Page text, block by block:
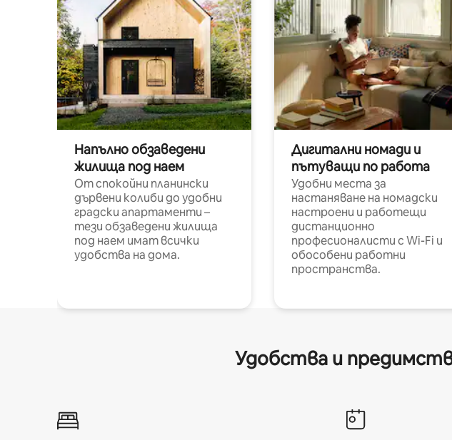
Напълно обзаведени
жилища под наем
От спокойни планински
дървени колиби до удобни
градски апартаменти –
тези обзаведени жилища
под наем имат всички
удобства на дома.
Дигитални номади и
пътуващи по работа
Удобни места за
настаняване на номадски
настроени и работещи
дистанционно
професионалисти с Wi-Fi и
обособени работни
пространства.
Удобства и